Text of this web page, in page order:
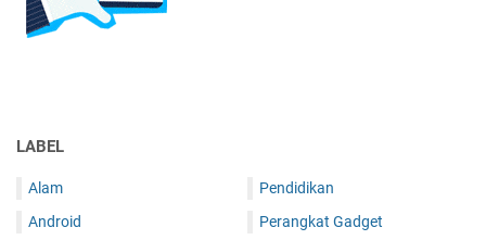
LABEL
Alam
Android
Pendidikan
Perangkat Gadget